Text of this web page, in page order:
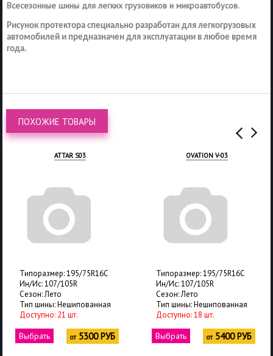
Всесезонные шины для легких грузовиков и микроавтобусов.
Рисунок протектора специально разработан для легкогрузовых
автомобилей и предназначен для эксплуатации в любое время
года.
ПОХОЖИЕ ТОВАРЫ
OVATION V-03
Типоразмер: 195/75R16C
Ин/Ис: 107/105R
Сезон: Лето
Тип шины: Нешипованная
Доступно: 18 шт.
Выбрать от 5400 РУБ
JOYROAD RX5 VAN
Типоразмер: 195/75R16C
Ин/Ис: 107/105R
Сезон: Лето
Тип шины: Нешипованная
Доступно: 7 шт.
Выбрать от 5550